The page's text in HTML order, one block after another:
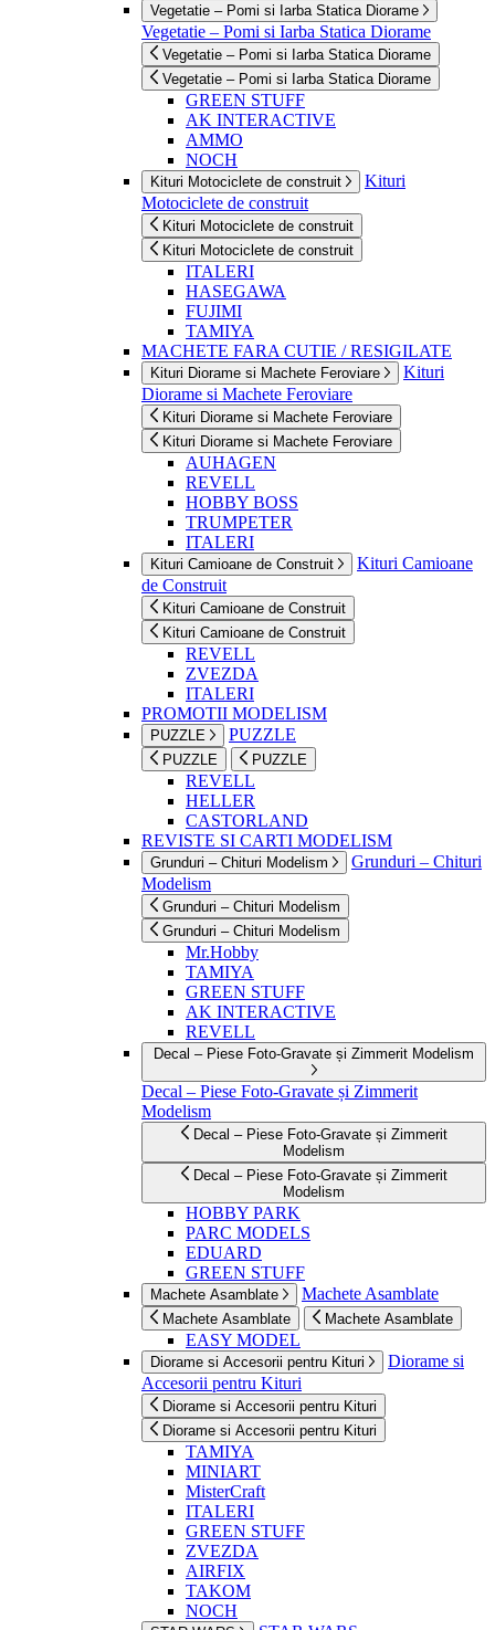
Vegetatie – Pomi si Iarba Statica Diorame
Vegetatie – Pomi si Iarba Statica Diorame
Vegetatie – Pomi si Iarba Statica Diorame
Vegetatie – Pomi si Iarba Statica Diorame
GREEN STUFF
AK INTERACTIVE
AMMO
NOCH
Kituri Motociclete de construit
Kituri
Motociclete de construit
Kituri Motociclete de construit
Kituri Motociclete de construit
ITALERI
HASEGAWA
FUJIMI
TAMIYA
MACHETE FARA CUTIE / RESIGILATE
Kituri Diorame si Machete Feroviare
Kituri
Diorame si Machete Feroviare
Kituri Diorame si Machete Feroviare
Kituri Diorame si Machete Feroviare
AUHAGEN
REVELL
HOBBY BOSS
TRUMPETER
ITALERI
Kituri Camioane de Construit
Kituri Camioane
de Construit
Kituri Camioane de Construit
Kituri Camioane de Construit
REVELL
ZVEZDA
ITALERI
PROMOTII MODELISM
PUZZLE PUZZLE
PUZZLE PUZZLE
REVELL
HELLER
CASTORLAND
REVISTE SI CARTI MODELISM
Grunduri – Chituri Modelism
Grunduri – Chituri
Modelism
Grunduri – Chituri Modelism
Grunduri – Chituri Modelism
Mr.Hobby
TAMIYA
GREEN STUFF
AK INTERACTIVE
REVELL
Decal – Piese Foto-Gravate și Zimmerit Modelism
Decal – Piese Foto-Gravate și Zimmerit
Modelism
Decal – Piese Foto-Gravate și Zimmerit
Modelism
Decal – Piese Foto-Gravate și Zimmerit
Modelism
HOBBY PARK
PARC MODELS
EDUARD
GREEN STUFF
Machete Asamblate Machete Asamblate
Machete Asamblate Machete Asamblate
EASY MODEL
Diorame si Accesorii pentru Kituri
Diorame si
Accesorii pentru Kituri
Diorame si Accesorii pentru Kituri
Diorame si Accesorii pentru Kituri
TAMIYA
MINIART
MisterCraft
ITALERI
GREEN STUFF
ZVEZDA
AIRFIX
TAKOM
NOCH